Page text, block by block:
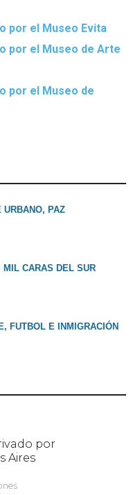
por el Museo Evita
por el Museo de Arte
por el Museo de
URBANO, PAZ
MIL CARAS DEL SUR
FUTBOL E INMIGRACIÓN